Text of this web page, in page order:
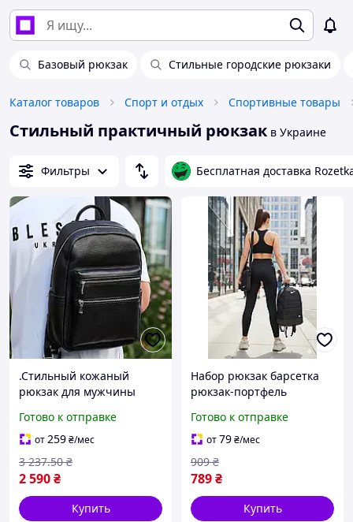
Базовый рюкзак Стильные городские рюкзаки
Каталог товаров Спорт и отдых Спортивные товары
Стильный практичный рюкзак в Украине
Фильтры Бесплатная доставка
.Стильный кожаный
рюкзак для мужчины
городская наплечная
сумка, черный
Готово к отправке
от259₴/мес
2 590₴
3 237.50 ₴
Купить
Набор рюкзак барсетка
рюкзак-портфель
мужской комплект 2в1
стильный практичный
набор
Готово к отправке
от79₴/мес
789₴
909 ₴
Купить